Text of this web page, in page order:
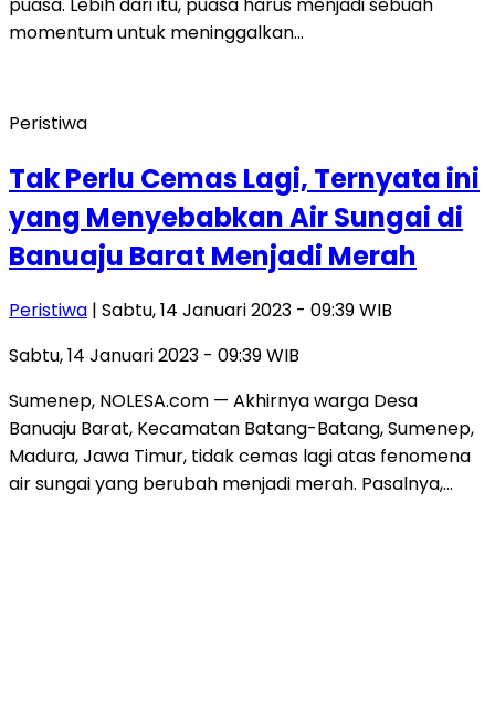
momentum untuk meninggalkan…
Peristiwa
Tak Perlu Cemas Lagi, Ternyata ini
yang Menyebabkan Air Sungai di
Banuaju Barat Menjadi Merah
Peristiwa | Sabtu, 14 Januari 2023 - 09:39 WIB
Sabtu, 14 Januari 2023 - 09:39 WIB
Sumenep, NOLESA.com — Akhirnya warga Desa
Banuaju Barat, Kecamatan Batang-Batang, Sumenep,
Madura, Jawa Timur, tidak cemas lagi atas fenomena
air sungai yang berubah menjadi merah. Pasalnya,…